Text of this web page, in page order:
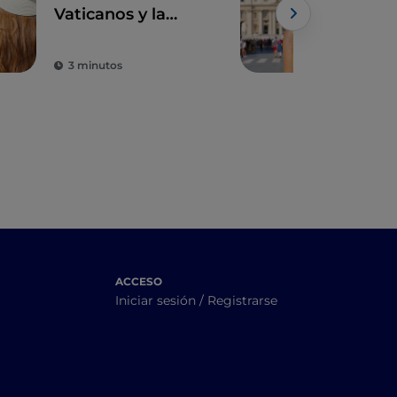
Vaticanos y la
maravillas sin igual
3 minutos
ACCESO
Iniciar sesión / Registrarse